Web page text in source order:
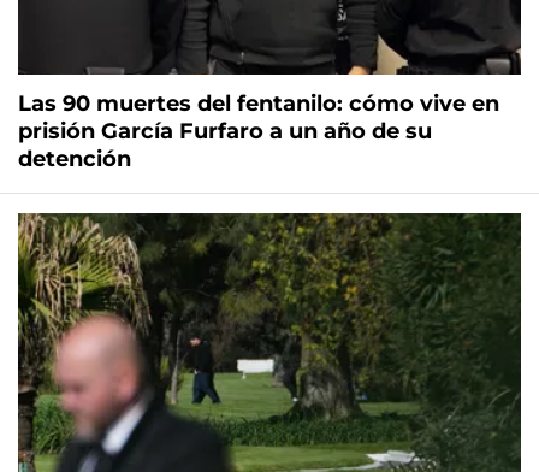
Las 90 muertes del fentanilo: cómo vive en
prisión García Furfaro a un año de su
detención